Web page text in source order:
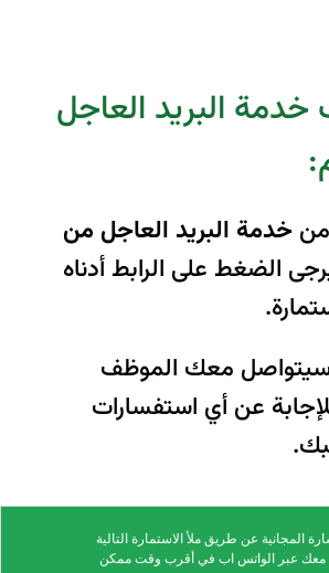
خدمة البريد العاجل
خدمة البريد العاجل من
الضغط على الرابط أدناه
معك الموظف
عن أي استفسارات
المجانية عن طريق ملأ الاستمارة التالية
معك عبر الواتس اب في أقرب وقت ممكن